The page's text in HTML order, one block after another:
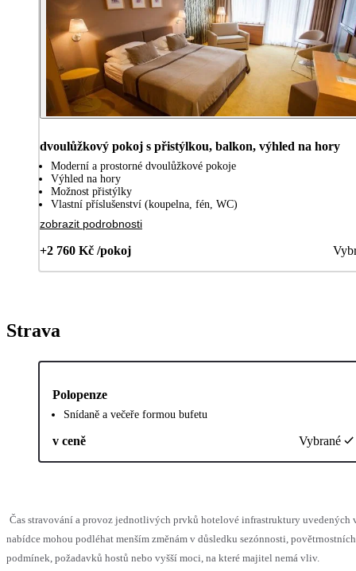
dvoulůžkový pokoj s přistýlkou, balkon, výhled na hory
Moderní a prostorné dvoulůžkové pokoje
Výhled na hory
Možnost přistýlky
Vlastní příslušenství (koupelna, fén, WC)
zobrazit podrobnosti
+2 760 Kč /pokoj
Strava
Polopenze
Snídaně a večeře formou bufetu
v ceně Vybrané
Čas stravování a provoz jednotlivých prvků hotelové infrastruktury uvedených
nabídce mohou podléhat menším změnám v důsledku sezónnosti, povětrnostních
podmínek, požadavků hostů nebo vyšší moci, na které majitel nemá vliv.